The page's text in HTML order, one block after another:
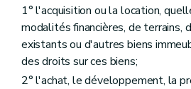
1° l'acquisition ou la location,
modalités financières, de terrains,
existants ou d'autres biens
des droits sur ces biens;
2° l'achat, le développement, la